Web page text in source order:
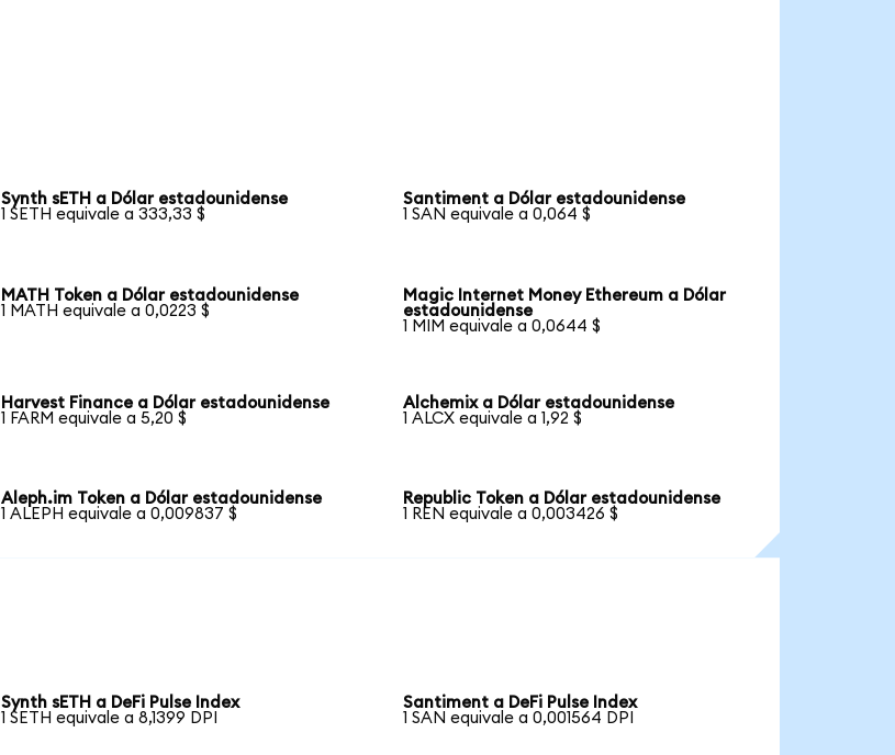
Synth sETH a Dólar estadounidense
1 SETH equivale a 333,33 $
Santiment a Dólar estadounidense
1 SAN equivale a 0,064 $
MATH Token a Dólar estadounidense
1 MATH equivale a 0,0223 $
Magic Internet Money Ethereum a Dólar
estadounidense
1 MIM equivale a 0,0644 $
Harvest Finance a Dólar estadounidense
1 FARM equivale a 5,20 $
Alchemix a Dólar estadounidense
1 ALCX equivale a 1,92 $
Aleph.im Token a Dólar estadounidense
1 ALEPH equivale a 0,009837 $
Republic Token a Dólar estadounidense
1 REN equivale a 0,003426 $
Synth sETH a DeFi Pulse Index
1 SETH equivale a 8,1399 DPI
Santiment a DeFi Pulse Index
1 SAN equivale a 0,001564 DPI